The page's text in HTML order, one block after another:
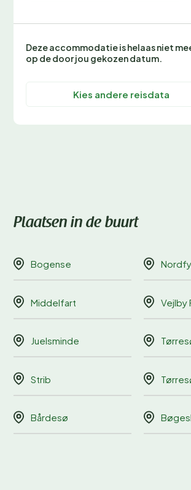
Deze accommodatie is helaas niet
op de door jou gekozen datum.
Kies andere reisdata
Plaatsen in de buurt
Bogense
Middelfart Vejlby
Juelsminde
Strib
Bårdesø